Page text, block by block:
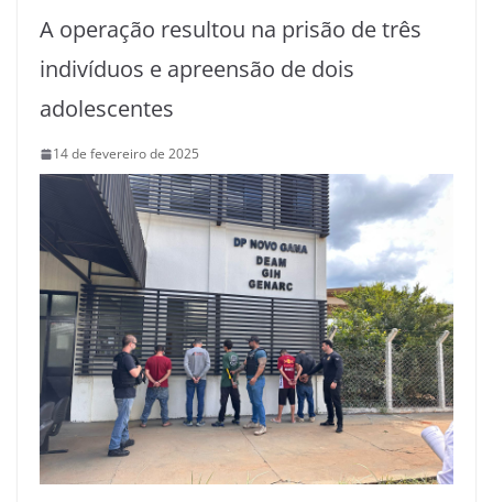
A operação resultou na prisão de três
indivíduos e apreensão de dois
adolescentes
14 de fevereiro de 2025